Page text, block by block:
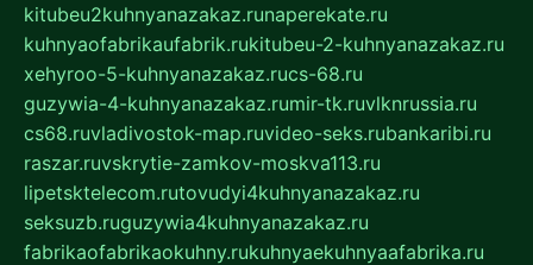
kitubeu2kuhnyanazakaz.runaperekate.ru
kuhnyaofabrikaufabrik.rukitubeu-2-kuhnyanazakaz.ru
xehyroo-5-kuhnyanazakaz.rucs-68.ru
guzywia-4-kuhnyanazakaz.rumir-tk.ruvlknrussia.ru
cs68.ruvladivostok-map.ruvideo-seks.rubankaribi.ru
raszar.ruvskrytie-zamkov-moskva113.ru
lipetsktelecom.rutovudyi4kuhnyanazakaz.ru
seksuzb.ruguzywia4kuhnyanazakaz.ru
fabrikaofabrikaokuhny.rukuhnyaekuhnyaafabrika.ru